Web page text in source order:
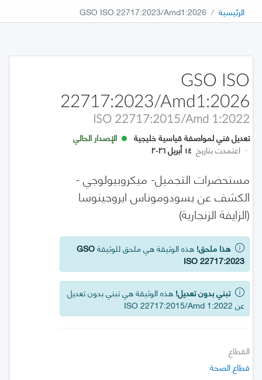
الرئيسية GSO ISO 22717:2023/Amd1:2026
GSO ISO
22717:2023/Amd1:2026
ISO 22717:2015/Amd 1:2022
تعديل فني لمواصفة قياسية خليجية
الإصدار الحالي
· اعتمدت بتاريخ ١٤ أبريل ٢٠٢٦
مستحضرات التجميل- ميكروبيولوجي -
الكشف عن بسودوموناس ايروجينوسا
(الزايفة الزنجارية)
هذا ملحق! هذه الوثيقة هي ملحق للوثيقةGSO
ISO 22717:2023
تبني بدون تعديل! هذه الوثيقة هي تبني بدون تعديل
عن ISO 22717:2015/Amd 1:2022
القطاع
قطاع الصحة